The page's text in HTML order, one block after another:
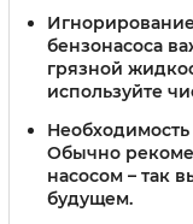
бензонасоса
грязной
используйте
Обычно
насосом – так
будущем.